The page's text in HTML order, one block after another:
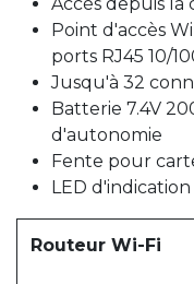
Accès depuis la
Point d'accès
ports RJ45 10/
Jusqu'à 32
Batterie 7.4V
d'autonomie
Fente pour
LED
Routeur Wi-Fi